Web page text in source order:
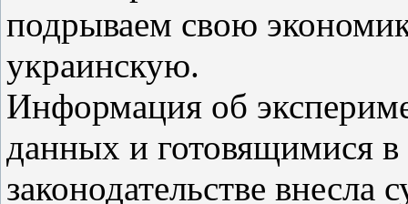
подрываем свою
украинскую.
Информация об
данных и готовящимися
законодательстве